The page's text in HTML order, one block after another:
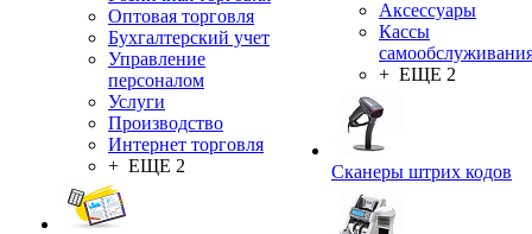
Оптовая торговля
Бухгалтерский учет
Управление
персоналом
Услуги
Производство
Интернет торговля
+ ЕЩЕ 2
Аксессуары
Кассы
+ ЕЩЕ 2
Сканеры штрих кодов